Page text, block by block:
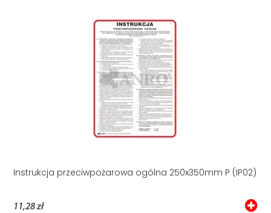
Instrukcja przeciwpożarowa ogólna 250x350mm P (IP02)
11,28 zł